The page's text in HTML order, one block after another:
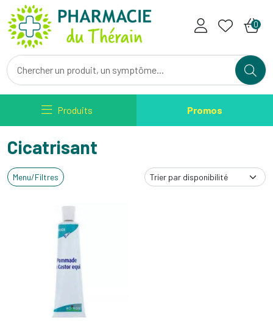
Pharmacie du Therain Votre
0
Produits Promos
Cicatrisant
Menu/Filtres